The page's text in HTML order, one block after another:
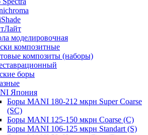
моделировочная
композитные
композиты (наборы)
боры
Япония
Боры MANI 180-212 мкрн Super Coarse
(SC)
Боры MANI 125-150 мкрн Coarse (C)
Боры MANI 106-125 мкрн Standart (S)